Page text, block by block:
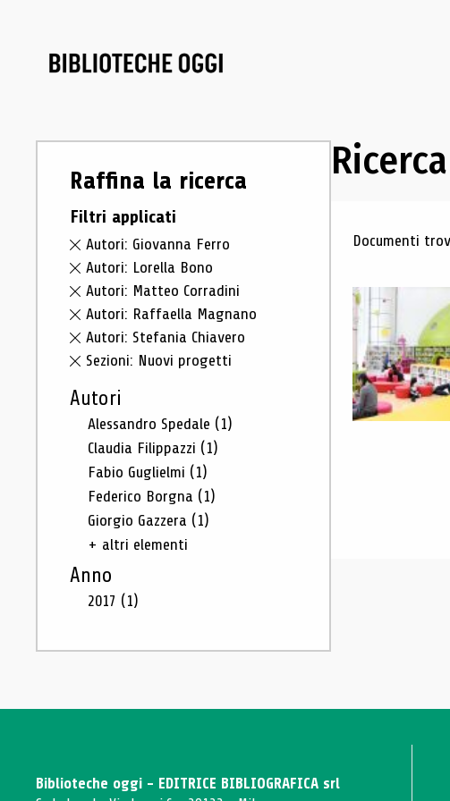
Raffina la ricerca
Filtri applicati
Autori: Giovanna Ferro
Autori: Lorella Bono
Autori: Matteo Corradini
Autori: Raffaella Magnano
Autori: Stefania Chiavero
Sezioni: Nuovi progetti
Autori
Alessandro Spedale (1)
Claudia Filippazzi (1)
Fabio Guglielmi (1)
Federico Borgna (1)
Giorgio Gazzera (1)
+ altri elementi
Anno
2017 (1)
Ricerca
Documenti
Biblioteche oggi - EDITRICE BIBLIOGRAFICA srl